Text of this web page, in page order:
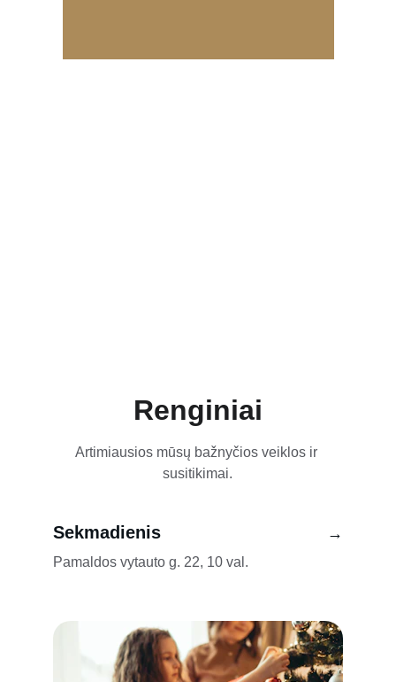
Renginiai
Artimiausios mūsų bažnyčios veiklos ir
susitikimai.
Sekmadienis
Pamaldos vytauto g. 22, 10 val.
→